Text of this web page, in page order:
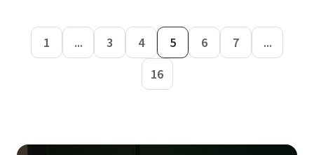
1 ... 3 4 5 6 7
...
16